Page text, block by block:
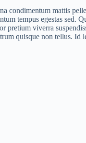
condimentum mattis
tempus egestas sed.
pretium viverra
quisque non tellus. Id